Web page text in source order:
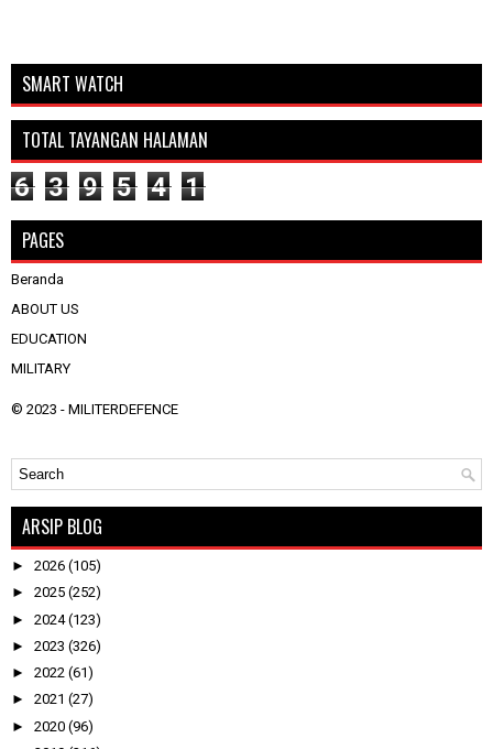
SMART WATCH
TOTAL TAYANGAN HALAMAN
6 3 9 5 4 1
PAGES
Beranda
ABOUT US
EDUCATION
MILITARY
© 2023 - MILITERDEFENCE
ARSIP BLOG
► 2026 (105)
► 2025 (252)
► 2024(123)
► 2023 (326)
► 2022 (61)
► 2021 (27)
► 2020 (96)